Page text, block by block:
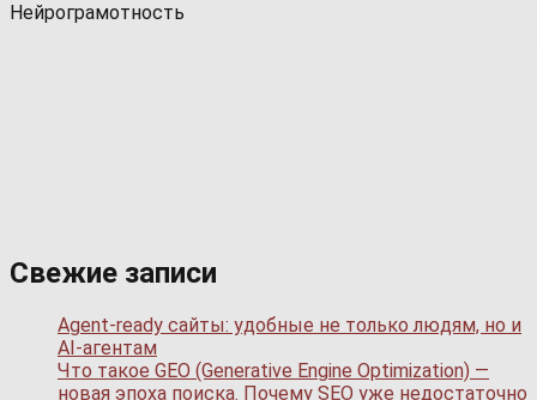
Нейрограмотность
Свежие записи
Agent-ready сайты: удобные не только людям, но и
AI-агентам
Что такое GEO (Generative Engine Optimization) —
новая эпоха поиска. Почему SEO уже недостаточно